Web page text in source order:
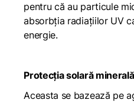
pentru că au particule
absorbția radiațiilor UV
energie.
Protecția solară minerală
Aceasta se bazează pe